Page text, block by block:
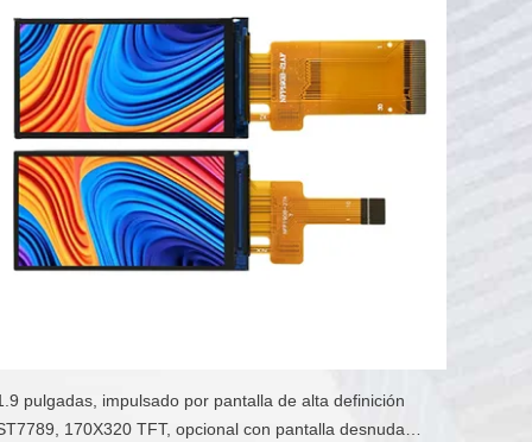
pulgadas, impulsado por pantalla de alta definición
170X320 TFT, opcional con pantalla desnuda